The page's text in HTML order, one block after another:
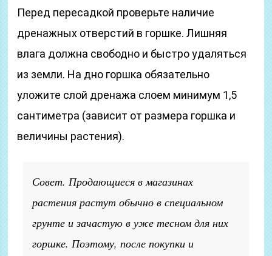
Перед пересадкой проверьте наличие
дренажных отверстий в горшке. Лишняя
влага должна свободно и быстро удаляться
из земли. На дно горшка обязательно
уложите слой дренажа слоем минимум 1,5
сантиметра (зависит от размера горшка и
величины растения).
Совет. Продающиеся в магазинах
растения растут обычно в специальном
грунте и зачастую в уже тесном для них
горшке. Поэтому, после покупки и